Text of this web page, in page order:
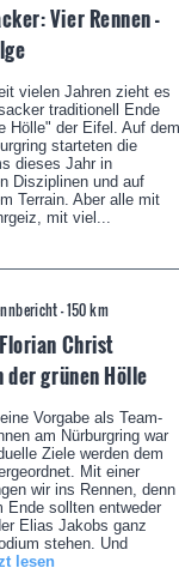
Vier Rennen -
vielen Jahren zieht es
traditionell Ende
Hölle" der Eifel. Auf dem
starteten die
dieses Jahr in
Disziplinen und auf
Terrain. Aber alle mit
mit viel...
- 150 km
Christ
grünen Hölle
Vorgabe als Team-
am Nürburgring war
Ziele werden dem
Mit einer
wir ins Rennen, denn
Ende sollten entweder
Elias Jakobs ganz
stehen. Und
lesen